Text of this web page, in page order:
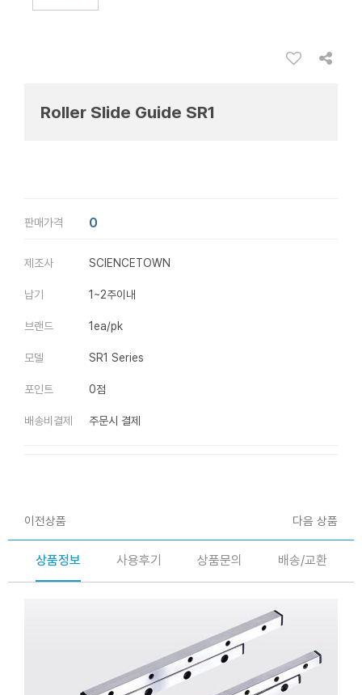
Roller Slide Guide SR1
판매가격 0
제조사 SCIENCETOWN
납기 1~2주이내
브랜드 1ea/pk
모델 SR1 Series
포인트 0점
배송비결제 주문시 결제
이전상품 다음 상품
상품정보 사용후기 상품문의 배송/교환